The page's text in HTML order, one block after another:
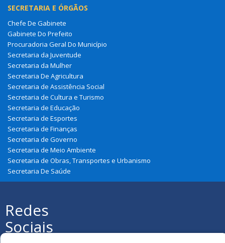
SECRETARIA E ÓRGÃOS
Chefe De Gabinete
Gabinete Do Prefeito
Procuradoria Geral Do Município
Secretaria da Juventude
Secretaria da Mulher
Secretaria De Agricultura
Secretaria de Assistência Social
Secretaria de Cultura e Turismo
Secretaria de Educação
Secretaria de Esportes
Secretaria de Finanças
Secretaria de Governo
Secretaria de Meio Ambiente
Secretaria de Obras, Transportes e Urbanismo
Secretaria De Saúde
Redes
Sociais
Todos os direitos reservados à Prefeitura